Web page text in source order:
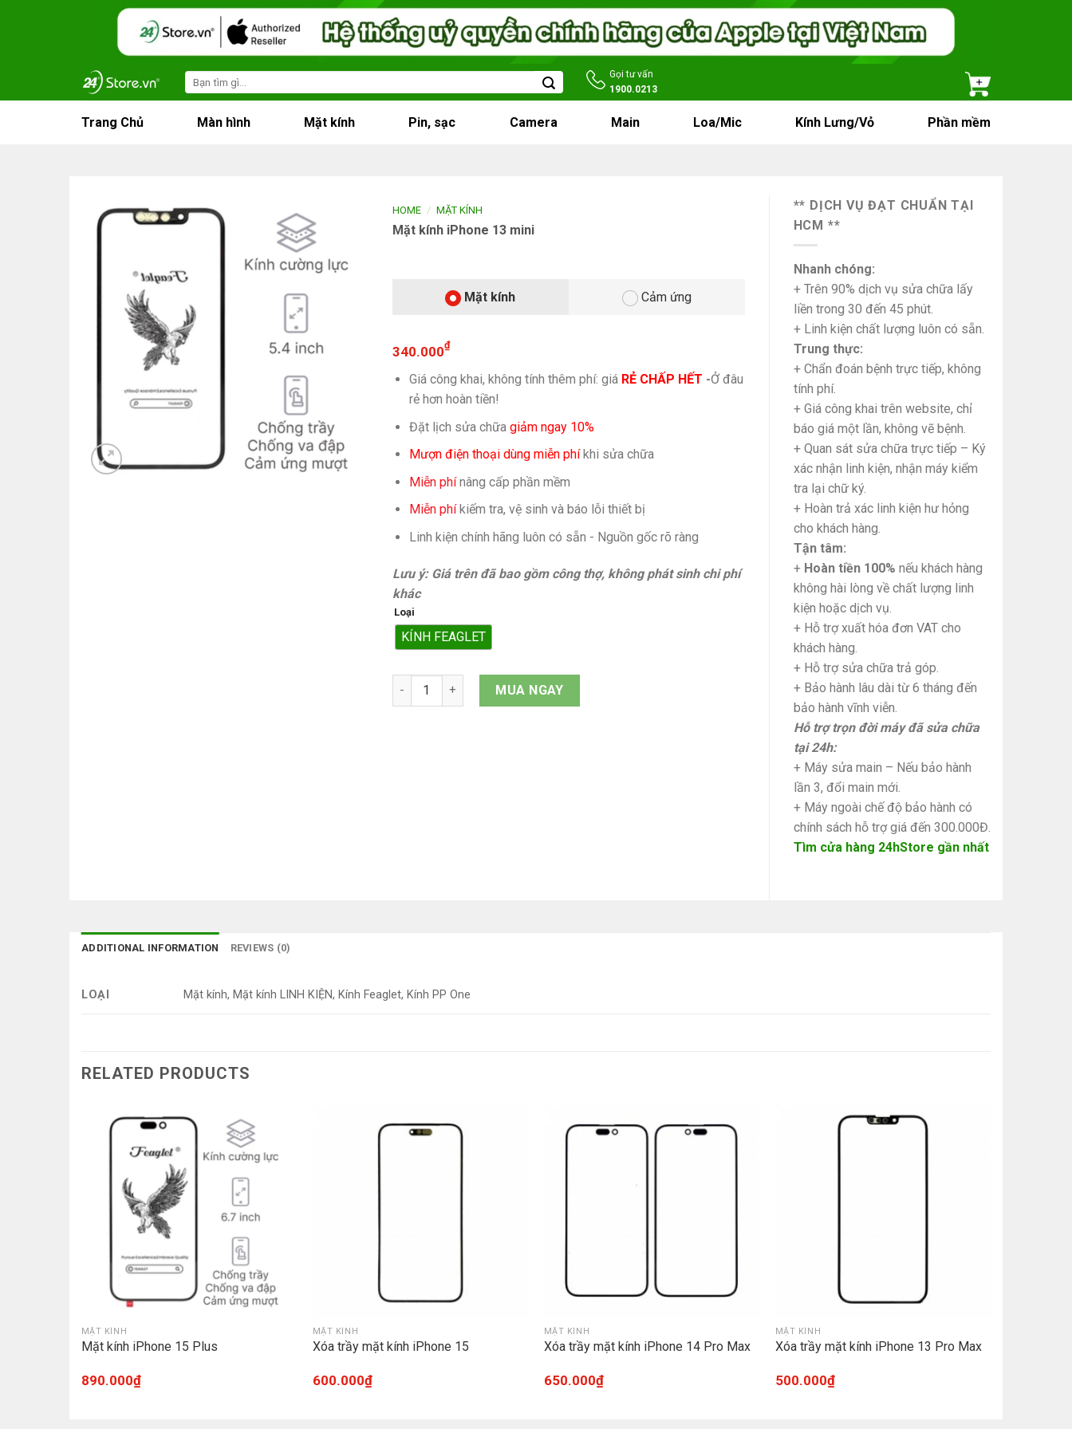
Search
for:
Gọi tư vấn
1900.0213
Trang Chủ Màn hình Mặt kính Pin, sạc Camera Main Loa/Mic Kính Lưng/Vỏ Phần mềm
HOME / MẶT KÍNH
Mặt kính iPhone 13 mini
Mặt kính Cảm ứng
340.000₫
Giá công khai, không tính thêm phí: giá RẺ CHẤP HẾT -Ở đâu
rẻ hơn hoàn tiền!
Đặt lịch sửa chữa giảm ngay 10%
Mượn điện thoại dùng miễn phíkhi sửa chữa
Miễn phínâng cấp phần mềm
Miễn phíkiếm tra, vệ sinh và báo lỗi thiết bị
Linh kiện chính hãng luôn có sẵn - Nguồn gốc rõ ràng
Lưu ý: Giá trên đã bao gồm công thợ, không phát sinh chi phí
khác
Loại
KÍNH FEAGLET
Mặt kính iPhone 13 mini quantity
MUA NGAY
** DỊCH VỤ ĐẠT CHUẨN TẠI
HCM **
Nhanh chóng:
+ Trên 90% dịch vụ sửa chữa lấy
liền trong 30 đến 45 phút.
+ Linh kiện chất lượng luôn có sẵn.
Trung thực:
+ Chẩn đoán bệnh trực tiếp, không
tính phí.
+ Giá công khai trên website, chỉ
báo giá một lần, không vẽ bệnh.
+ Quan sát sửa chữa trực tiếp – Ký
xác nhận linh kiện, nhận máy kiểm
tra lại chữ ký.
+ Hoàn trả xác linh kiện hư hỏng
cho khách hàng.
Tận tâm:
+ Hoàn tiền 100% nếu khách hàng
không hài lòng về chất lượng linh
kiện hoặc dịch vụ.
+ Hỗ trợ xuất hóa đơn VAT cho
khách hàng.
+ Hỗ trợ sửa chữa trả góp.
+ Bảo hành lâu dài từ 6 tháng đến
bảo hành vĩnh viễn.
Hỗ trợ trọn đời máy đã sửa chữa
tại 24h:
+ Máy sửa main – Nếu bảo hành
lần 3, đổi main mới.
+ Máy ngoài chế độ bảo hành có
chính sách hỗ trợ giá đến 300.000Đ.
Tìm cửa hàng 24hStore gần nhất
ADDITIONAL INFORMATION REVIEWS (0)
LOẠI Mặt kính, Mặt kính LINH KIỆN, Kính Feaglet, Kính PP One
RELATED PRODUCTS
MẶT KÍNH
Mặt kính iPhone 15 Plus
890.000₫
MẶT KÍNH
Xóa trầy mặt kính iPhone 15
600.000₫
MẶT KÍNH
Xóa trầy mặt kính iPhone 14 Pro Max
650.000₫
MẶT KÍNH
Xóa trầy mặt kính iPhone 13 Pro Max
500.000₫